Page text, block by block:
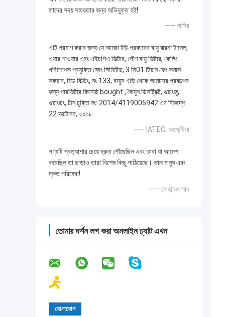
তাদের সদয় সহায়তার জন্য অভিযুক্ত হই!
—— নাসির
এটি প্রমাণ করার জন্য যে আমরা ইউ প্রকারের বায়ু ঝরনা টানেল,
এয়ার শাওয়ার এবং এইচপিএ ফিল্টার, গৌণ বায়ু ফিল্টার, কেলিং
পরিশোধক প্রযুক্তি কোং লিমিটেড, 3 সি01 টিয়ান ফেং কমার্স
স্কয়ার, মিড বিল্ডিং, নং 133, বায়ুন এভি থেকে আমাদের প্রকল্পের
জন্য পারফিল্টার কিনেছি bought , বৈায়ুন ডিসট্রিক্ট, গুয়াংজু,
গুয়াংডং, চীন চুক্তি নং: 2014/4119005942 এর বিরুদ্ধে
22 অক্টোবর, ২০১৮
—— IATEC, আর্জেন্টিনা
পণ্যটি প্রত্যাশার চেয়ে দ্রুত পৌঁছেছিল এবং তারা যা আদেশ
করেছিল তা ছাড়াও তারা বিশেষ কিছু পাঠিয়েছে। ভাল মানুষ এবং
দ্রুত পরিষেবা!
—— মোহাম্মদ সাদ
তোমার দর্শন লগ করা অনলাইন চ্যাট এখন